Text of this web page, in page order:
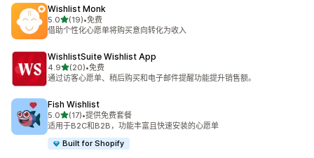
Wishlist Monk
5.0星（满分 5 星）
(19)
总共 19 条评论
•免费
借助个性化心愿单将购买意向转化为收入
WishlistSuite Wishlist App
4.9星（满分 5 星）
(20)
总共 20 条评论
•免费
通过访客心愿单、稍后购买和电子邮件提醒功能提升销售额。
Fish Wishlist
5.0星（满分 5 星）
(17)
总共 17 条评论
•提供免费套餐
适用于B2C和B2B，功能丰富且快速安装的心愿单
Built for Shopify